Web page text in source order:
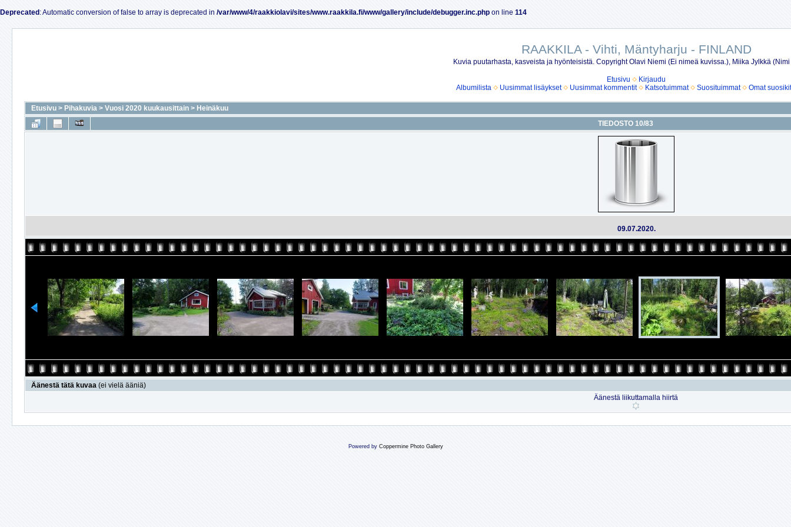
Deprecated : Automatic conversion of false to array is deprecated in /var/www/4/raakkiolavi/sites/www.raakkila.fi/www/gallery/include/debugger.inc.php on line 114
RAAKKILA - Vihti, Mäntyharju - FINLAND
Kuvia puutarhasta, kasveista ja hyönteisistä. Copyright Olavi Niemi (Ei nimeä kuvissa.), Miika Jylkkä
Etusivu
Kirjaudu
Albumilista
Uusimmat lisäykset Uusimmat kommentit Katsotuimmat Suosituimmat Omat suosikit
Etusivu > Pihakuvia > Vuosi 2020 kuukausittain > Heinäkuu
TIEDOSTO 10/83
09.07.2020.
Äänestä tätä kuvaa (ei vielä ääniä)
Äänestä liikuttamalla hiirtä
Powered by Coppermine Photo Gallery